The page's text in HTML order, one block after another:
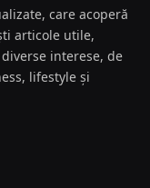
care acoperă
articole utile,
interese, de
lifestyle și